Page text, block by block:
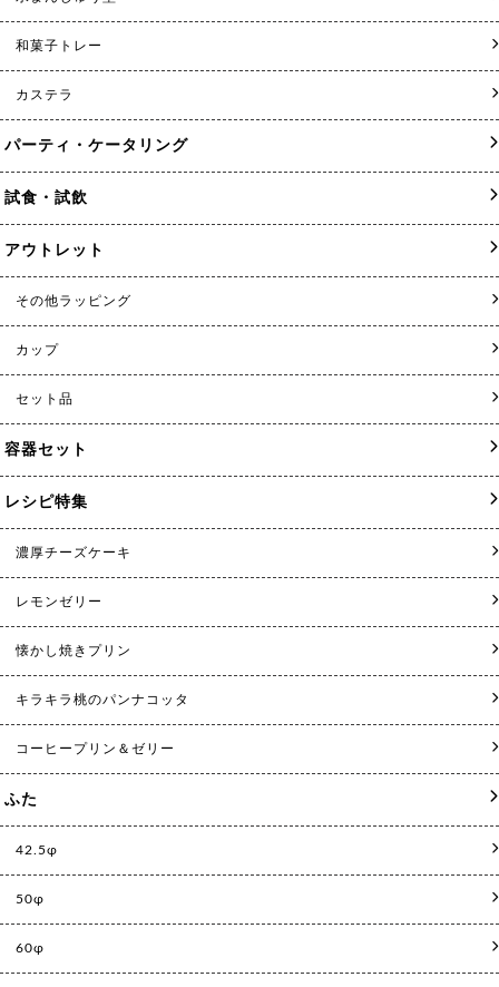
和菓子トレー
カステラ
パーティ・ケータリング
試食・試飲
アウトレット
その他ラッピング
カップ
セット品
容器セット
レシピ特集
濃厚チーズケーキ
レモンゼリー
懐かし焼きプリン
キラキラ桃のパンナコッタ
コーヒープリン＆ゼリー
ふた
42.5φ
50φ
60φ